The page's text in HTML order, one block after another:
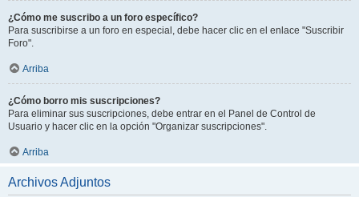
¿Cómo me suscribo a un foro específico?
Para suscribirse a un foro en especial, debe hacer clic en el enlace "Suscribir
Foro".
Arriba
¿Cómo borro mis suscripciones?
Para eliminar sus suscripciones, debe entrar en el Panel de Control de
Usuario y hacer clic en la opción "Organizar suscripciones".
Arriba
Archivos Adjuntos